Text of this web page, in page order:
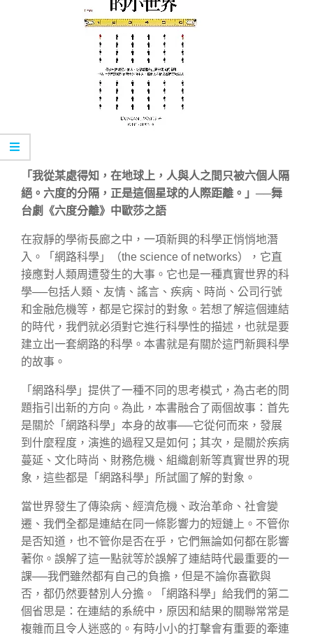
「我從某處得知，在地球上，人與人之間只被六個人隔
絕。六度的分隔，正是這個星球的人際距離。」──舞
台劇《六度分離》中歐莎之語
在寂靜的學術長廊之中，一項新興的科學正悄悄地潛
入。「網路科學」（the science of networks），它直
接應對人類周遭發生的大事。它也是一種真實世界的科
學──包括人類、友情、謠言、疾病、時尚、公司行號
和金融危機等，都是它探討的對象。若想了解這個連結
的時代，我們就必須對它進行科學性的描述，也就是要
建立出一套網路的科學。本書就是有關於這門新興科學
的故事。
「網路科學」提供了一種不同的思考模式，為古老的問
題指引出新的方向。為此，本書融合了兩個故事：首先
是關於「網路科學」本身的故事──它從何而來，發展
到什麼程度，演進的過程又是如何；其次，是關於疾病
蔓延、文化時尚、財務危機、組織創新等真實世界的現
象，這些都是「網路科學」所試圖了解的對象。
當世界發生了傳染病、經濟危機、政治革命、社會變
遷、我們全都是連結在同一條影響力的短鏈上。不管你
是否知道，也不管你是否在乎，它們無論如何都在影響
著你。誤解了這一點就等於誤解了連結時代最重要的一
課──我們雖然都有自己的負擔，但是不論你喜歡與
否，都仍然要替別人分擔。「網路科學」給我們的第二
個省思是：在連結的系統中，原因和結果的關聯常常是
複雜而且令人迷惑的。有時小小的打擊會有重要的牽連